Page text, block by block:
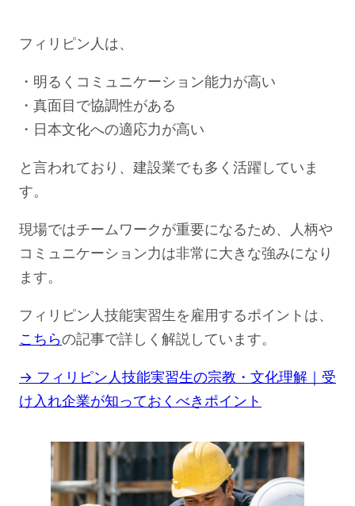
フィリピン人は、
・明るくコミュニケーション能力が高い
・真面目で協調性がある
・日本文化への適応力が高い
と言われており、建設業でも多く活躍していま
す。
現場ではチームワークが重要になるため、人柄や
コミュニケーション力は非常に大きな強みになり
ます。
フィリピン人技能実習生を雇用するポイントは、
こちらの記事で詳しく解説しています。
→ フィリピン人技能実習生の宗教・文化理解｜受
け入れ企業が知っておくべきポイント